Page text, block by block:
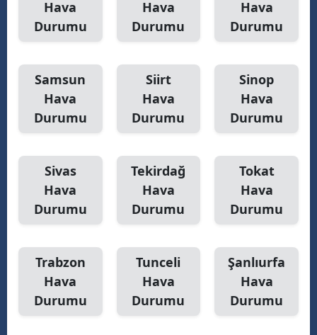
Hava
Durumu
Hava
Durumu
Hava
Durumu
Samsun
Hava
Durumu
Siirt
Hava
Durumu
Sinop
Hava
Durumu
Sivas
Hava
Durumu
Tekirdağ
Hava
Durumu
Tokat
Hava
Durumu
Trabzon
Hava
Durumu
Tunceli
Hava
Durumu
Şanlıurfa
Hava
Durumu